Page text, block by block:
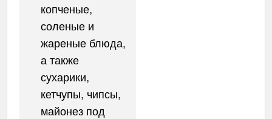
копченые,
соленые и
жареные блюда,
а также
сухарики,
кетчупы, чипсы,
майонез под